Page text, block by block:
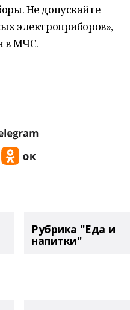
Не допускайте
электроприборов»,
в МЧС.
Рубрика "Еда и
напитки"